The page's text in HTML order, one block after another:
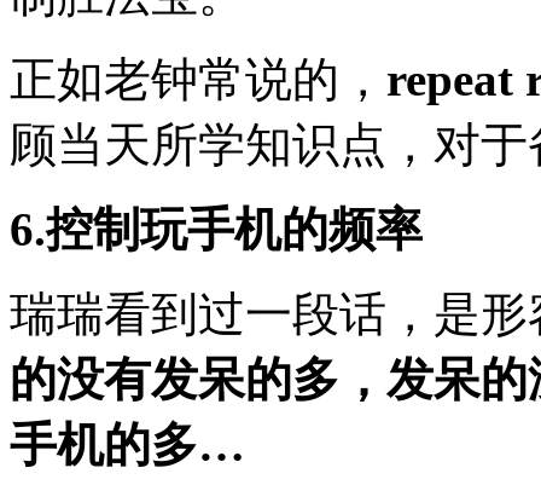
正如老钟常说的， repeat
顾当天所学知识点，对
6.控制玩手机的频率
瑞瑞看到过一段话，是
的没有发呆的多，发呆
手机的多…